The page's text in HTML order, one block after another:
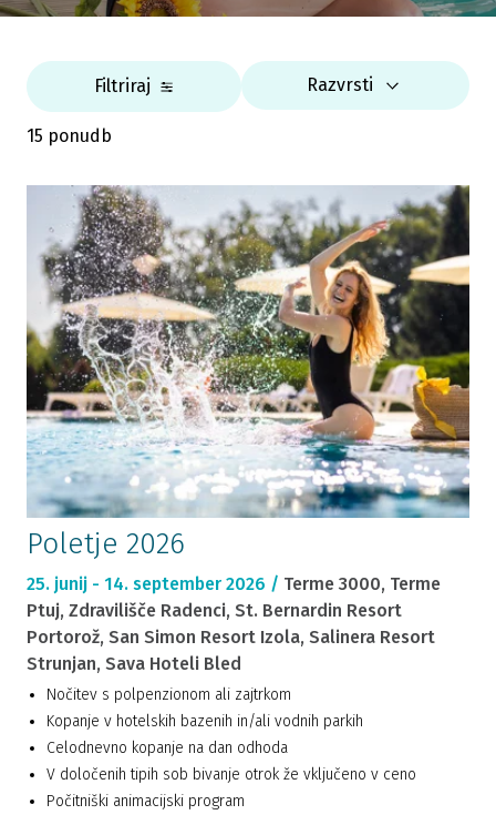
Filtriraj Razvrsti
15 ponudb
Poletje 2026
25. junij - 14. september 2026 / Terme 3000, Terme
Ptuj, Zdravilišče Radenci, St. Bernardin Resort
Portorož, San Simon Resort Izola, Salinera Resort
Strunjan, Sava Hoteli Bled
Nočitev s polpenzionom ali zajtrkom
Kopanje v hotelskih bazenih in/ali vodnih parkih
Celodnevno kopanje na dan odhoda
V določenih tipih sob bivanje otrok že vključeno v ceno
Počitniški animacijski program